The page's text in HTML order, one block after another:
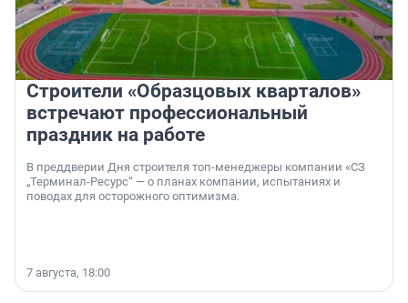
Строители «Образцовых кварталов»
встречают профессиональный
праздник на работе
В преддверии Дня строителя топ-менеджеры компании «СЗ
„Терминал-Ресурс“ — о планах компании, испытаниях и
поводах для осторожного оптимизма.
7 августа, 18:00